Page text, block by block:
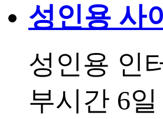
성인용 사
성인용 인
부시간 6